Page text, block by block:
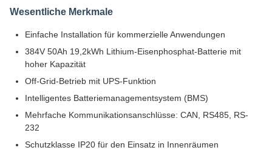
Wesentliche Merkmale
Einfache Installation für kommerzielle Anwendungen
384V 50Ah 19,2kWh Lithium-Eisenphosphat-Batterie mit
hoher Kapazität
Off-Grid-Betrieb mit UPS-Funktion
Intelligentes Batteriemanagementsystem (BMS)
Mehrfache Kommunikationsanschlüsse: CAN, RS485, RS-
232
Schutzklasse IP20 für den Einsatz in Innenräumen